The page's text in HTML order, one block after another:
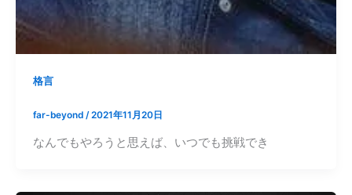
格言
far-beyond /2021年11月20日
なんでもやろうと思えば、いつでも挑戦でき